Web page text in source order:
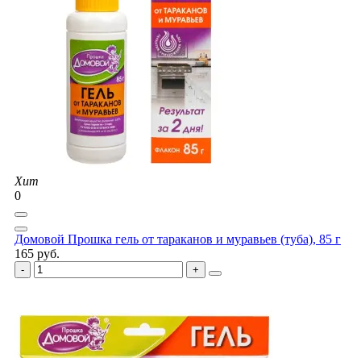
Хит
0
Домовой Прошка гель от тараканов и муравьев (туба), 85 г
165 руб.